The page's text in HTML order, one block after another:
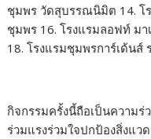
ชุมพร วัดสุบรรณนิมิต 14. โ
ชุมพร 16. โรงแรมลอฟท์ มา
18. โรงแรมชุมพรการ์เด้นส์
กิจกรรมครั้งนี้ถือเป็นความ
ร่วมแรงร่วมใจปกป้องสิ่งแ